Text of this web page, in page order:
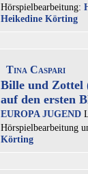
Hörspielbearbeitung:
Heikedine Körting
Tina Caspari
Bille und Zottel
auf den ersten
EUROPA JUGEND
Hörspielbearbeitung
Körting